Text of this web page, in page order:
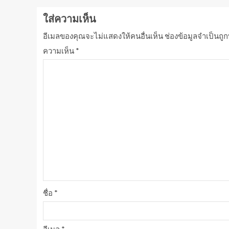
ใส่ความเห็น
อีเมลของคุณจะไม่แสดงให้คนอื่นเห็น ช่องข้อมูลจำเป็นถู
ความเห็น *
ชื่อ *